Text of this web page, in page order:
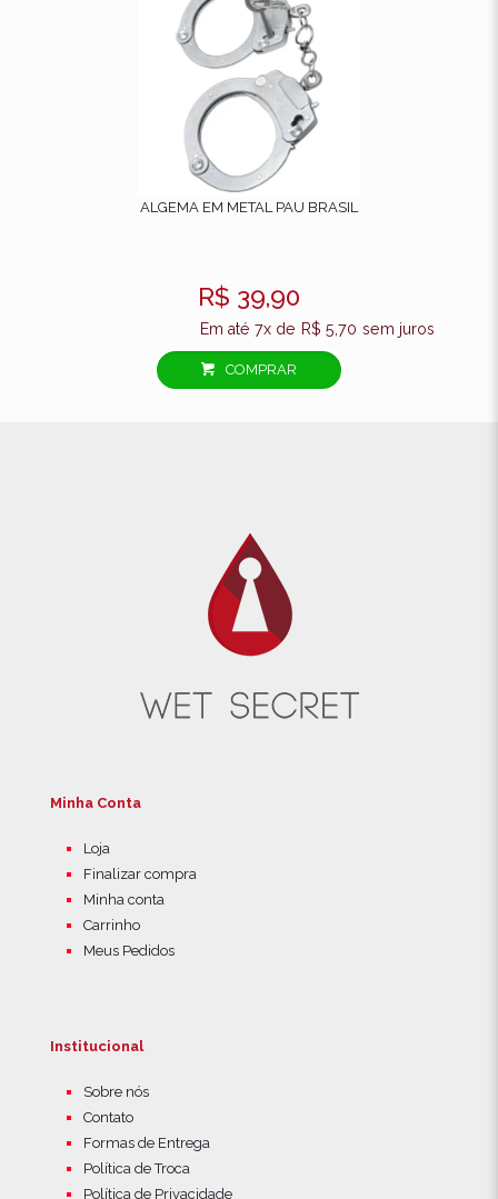
ALGEMA EM METAL PAU BRASIL
R$ 39,90
Em até 7x de R$ 5,70 sem juros
COMPRAR
Minha Conta
Loja
Finalizar compra
Minha conta
Carrinho
Meus Pedidos
Institucional
Sobre nós
Contato
Formas de Entrega
Política de Troca
Política de Privacidade